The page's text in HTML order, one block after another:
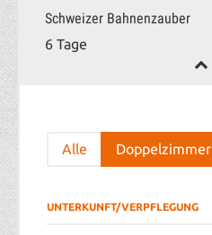
Schweizer Bahnenzauber
6 Tage
Alle Doppelzimmer
UNTERKUNFT/VERPFLEGUNG